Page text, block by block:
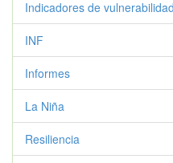
Indicadores de
INF
Informes
La Niña
Resiliencia